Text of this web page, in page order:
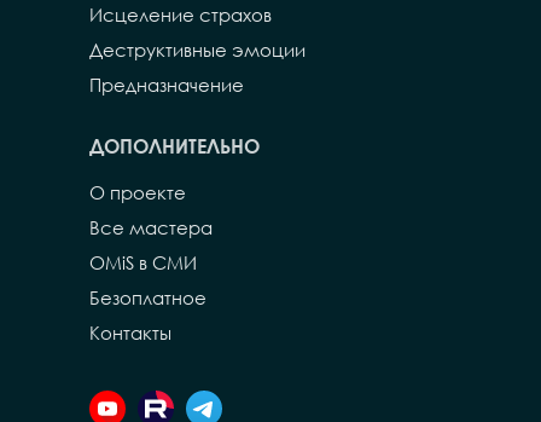
О проекте
Безоплатное
Контакты
ДОПОЛНИТЕЛЬНО
Исцеление страхов
Деструктивные эмоции
OMiS в СМИ
Предназначение
Все мастера